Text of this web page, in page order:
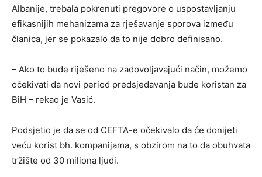
Albanije, trebala pokrenuti pregovore o uspostavljanju
efikasnijih mehanizama za rješavanje sporova između
članica, jer se pokazalo da to nije dobro definisano.
– Ako to bude riješeno na zadovoljavajući način, možemo
očekivati da novi period predsjedavanja bude koristan za
BiH – rekao je Vasić.
Podsjetio je da se od CEFTA-e očekivalo da će donijeti
veću korist bh. kompanijama, s obzirom na to da obuhvata
tržište od 30 miliona ljudi.